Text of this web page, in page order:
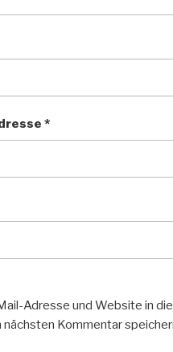
*
Adresse und Website in
nächsten Kommentar